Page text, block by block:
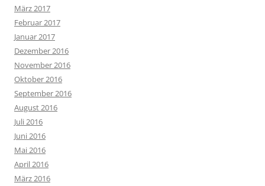
März 2017
Februar 2017
Januar 2017
Dezember 2016
November 2016
Oktober 2016
September 2016
August 2016
Juli 2016
Juni 2016
Mai 2016
April 2016
März 2016